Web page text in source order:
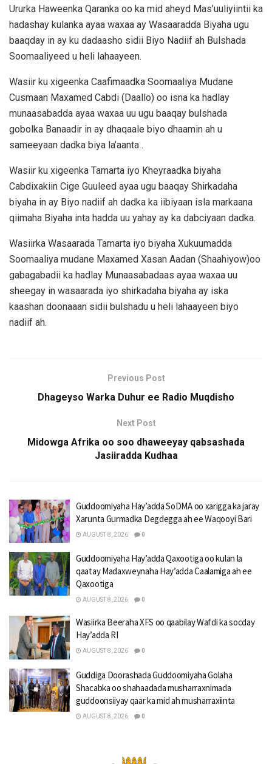
Ururka Haweenka Qaranka oo ka mid aheyd Mas’uuliyiintii ka
hadashay kulanka ayaa waxaa ay Wasaaradda Biyaha ugu
baaqday in ay ku dadaasho sidii Biyo Nadiif ah Bulshada
Soomaaliyeed u heli lahaayeen.
Wasiir ku xigeenka Caafimaadka Soomaaliya Mudane
Cusmaan Maxamed Cabdi (Daallo) oo isna ka hadlay
munaasabadda ayaa waxaa uu ugu baaqay bulshada
gobolka Banaadir in ay dhaqaale biyo dhaamin ah u
sameeyaan dadka biya la’aanta .
Wasiir ku xigeenka Tamarta iyo Kheyraadka biyaha
Cabdixakiin Cige Guuleed ayaa ugu baaqay Shirkadaha
biyaha in ay Biyo nadiif ah dadka ka iibiyaan isla markaana
qiimaha Biyaha inta hadda uu yahay ay ka dabciyaan dadka.
Wasiirka Wasaarada Tamarta iyo biyaha Xukuumadda
Soomaaliya mudane Maxamed Xasan Aadan (Shaahiyow)oo
gabagabadii ka hadlay Munaasabadaas ayaa waxaa uu
sheegay in wasaarada iyo shirkadaha biyaha ay iska
kaashan doonaaan sidii bulshadu u heli lahaayeen biyo
nadiif ah.
Previous Post
Dhageyso Warka Duhur ee Radio Muqdisho
Next Post
Midowga Afrika oo soo dhaweeyay qabsashada
Jasiiradda Kudhaa
Guddoomiyaha Hay’adda SoDMA oo xarigga ka jaray
Xarunta Gurmadka Degdegga ah ee Waqooyi Bari
AUGUST 8, 2026 0
Guddoomiyaha Hay’adda Qaxootiga oo kulan la
qaatay Madaxweynaha Hay’adda Caalamiga ah ee
Qaxootiga
AUGUST 8, 2026 0
Wasiirka Beeraha XFS oo qaabilay Wafdi ka socday
Hay’adda RI
AUGUST 8, 2026 0
Guddiga Doorashada Guddoomiyaha Golaha
Shacabka oo shahaadada musharraxnimada
guddoonsiiyay qaar ka mid ah musharraxiinta
AUGUST 8, 2026 0